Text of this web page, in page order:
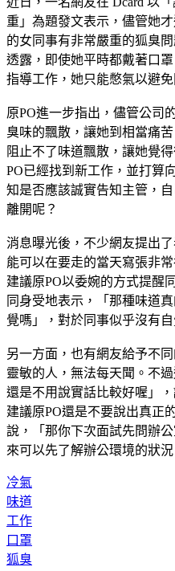
的女同事有非常嚴重的狐臭
透露，即使她平時都戴著口
指導工作，她只能憋氣以避
臭味的飄散，讓她到相當痛
阻止不了味道飄散，讓她覺
PO已經找到新工作，並打算
知是否應該誠實告知主管，
離開呢？
能可以在要走的當天寫張非
建議原PO以委婉的方式提醒
同身受地表示，「那種味道
覺嗎」，對於同事似乎沒有自
靈敏的人，無法每天聞。不
還是不用說實話比較好喔」
建議原PO還是不要說出真正
說，「那你下次面試先問辦
來可以先了解辦公環境的狀況
味道
工作
口罩
狐臭
主管